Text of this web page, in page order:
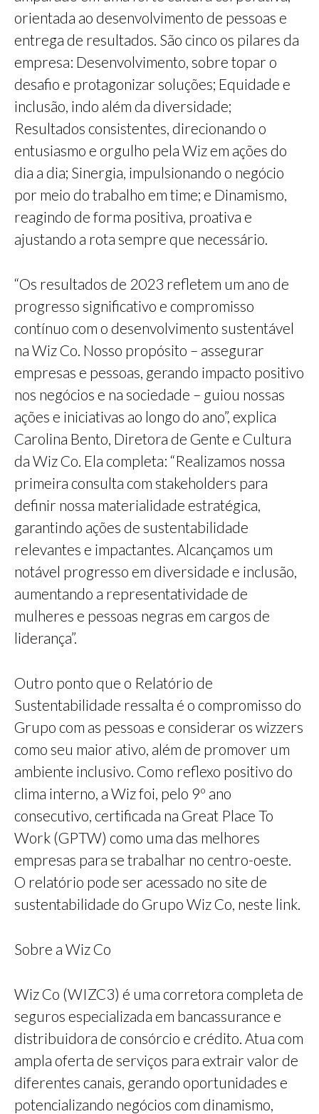
orientada ao desenvolvimento de pessoas e
entrega de resultados. São cinco os pilares da
empresa: Desenvolvimento, sobre topar o
desafio e protagonizar soluções; Equidade e
inclusão, indo além da diversidade;
Resultados consistentes, direcionando o
entusiasmo e orgulho pela Wiz em ações do
dia a dia; Sinergia, impulsionando o negócio
por meio do trabalho em time; e Dinamismo,
reagindo de forma positiva, proativa e
ajustando a rota sempre que necessário.
“Os resultados de 2023 refletem um ano de
progresso significativo e compromisso
contínuo com o desenvolvimento sustentável
na Wiz Co. Nosso propósito – assegurar
empresas e pessoas, gerando impacto positivo
nos negócios e na sociedade – guiou nossas
ações e iniciativas ao longo do ano”, explica
Carolina Bento, Diretora de Gente e Cultura
da Wiz Co. Ela completa: “Realizamos nossa
primeira consulta com stakeholders para
definir nossa materialidade estratégica,
garantindo ações de sustentabilidade
relevantes e impactantes. Alcançamos um
notável progresso em diversidade e inclusão,
aumentando a representatividade de
mulheres e pessoas negras em cargos de
liderança”.
Outro ponto que o Relatório de
Sustentabilidade ressalta é o compromisso do
Grupo com as pessoas e considerar os wizzers
como seu maior ativo, além de promover um
ambiente inclusivo. Como reflexo positivo do
clima interno, a Wiz foi, pelo 9º ano
consecutivo, certificada na Great Place To
Work (GPTW) como uma das melhores
empresas para se trabalhar no centro-oeste.
O relatório pode ser acessado no site de
sustentabilidade do Grupo Wiz Co, neste link.
Sobre a Wiz Co
Wiz Co (WIZC3) é uma corretora completa de
seguros especializada em bancassurance e
distribuidora de consórcio e crédito. Atua com
ampla oferta de serviços para extrair valor de
diferentes canais, gerando oportunidades e
potencializando negócios com dinamismo,